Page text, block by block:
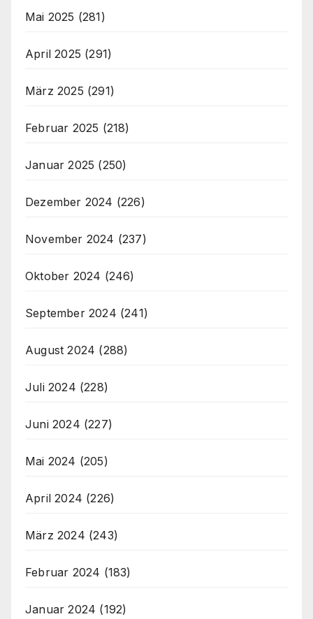
Mai 2025 (281)
April 2025 (291)
März 2025 (291)
Februar 2025 (218)
Januar 2025 (250)
Dezember 2024 (226)
November 2024 (237)
Oktober 2024 (246)
September 2024 (241)
August 2024 (288)
Juli 2024 (228)
Juni 2024 (227)
Mai 2024 (205)
April 2024 (226)
März 2024 (243)
Februar 2024 (183)
Januar 2024 (192)